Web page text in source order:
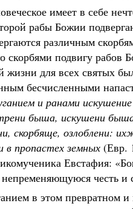
имеет в себе
рабы Божии
различным
скорбями подвигу рабов
жизни для всех святых
бесчисленными
и ранами
быша, искушени
скорбяще, озлоблени:
в пропастех земных (Евр.
Евстафия:
честь
в этом превратном и